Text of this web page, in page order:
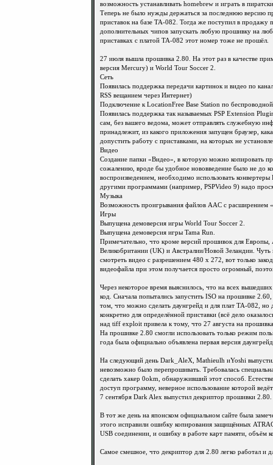
возможность устанавливать homebrew и играть в
Теперь не было нужды держаться за последнюю версию
приставок на базе TA-082. Тогда же поступил в
дополнительных чипов запускать любую прошивку на
приставках с платой TA-082 этот номер тоже не прошёл.
27 июля вышла прошивка 2.80. На этот раз в качестве
версия Mercury) и World Tour Soccer 2.
Сеть
Появилась поддержка передачи картинок и видео по
RSS вещанием через Интернет)
Подключение к LocationFree Base Station по беспроводной
Появилась поддержка так называемых PSP Extension
сам, без вашего ведома, может отправлять служебную
принадлежит, из какого приложения запущен браузер,
допустить работу с приставками, на которых не
Видео
Создание папки «Видео», в которую можно копировать
сожалению, вроде бы удобное нововведение было не до
воспроизведением, необходимо использовать
другими программами (например, PSPVideo 9) надо
Музыка
Возможность проигрывания файлов AAC с расширением
Игры
Выпущена демоверсия игры World Tour Soccer 2.
Выпущена демоверсия игры Tama Run.
Примечательно, что кроме версий прошивок для
Великобритании (UK) и Австралии/Новой Зеландии.
смотреть видео с разрешением 480 x 272, вот только
видеофайла при этом получается просто огромный,
Через некоторое время выяснилось, что на всех
код. Сначала попытались запустить ISO на прошивке
том, что можно сделать даунгрейд и для плат TA-082,
конкретно для определённой приставки (всё дело
над tiff exploit привела к тому, что 27 августа на
На прошивке 2.80 смогли использовать только режим
года была официально объявлена первая версия
На следующий день Dark_AleX, Mathieulh иYoshi
невозможно было перепрошивать. Требовалась
сделать хакер 0okm, обнаруживший этот способ.
доступ программу, неверное использование которой
7 сентября Dark Alex выпустил декриптор прошивки 2.80.
В тот же день на японском официальном сайте была
этого исправили ошибку копирования защищённых
USB соединении, и ошибку в работе карт памяти, объём
Самое смешное, что декриптор для 2.80 легко работал и